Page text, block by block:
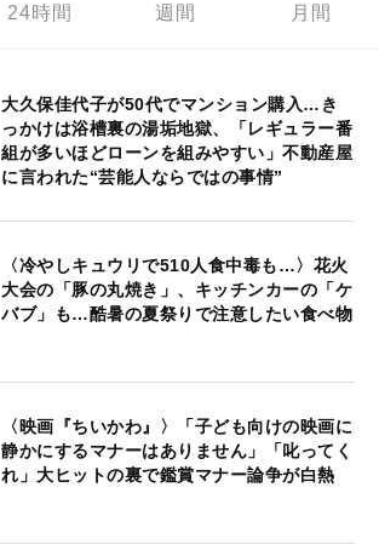
24時間 週間 月間
大久保佳代子が50代でマンション購入…き
っかけは浴槽裏の湯垢地獄、「レギュラー番
組が多いほどローンを組みやすい」不動産屋
に言われた“芸能人ならではの事情”
〈冷やしキュウリで510人食中毒も…〉花火
大会の「豚の丸焼き」、キッチンカーの「ケ
バブ」も…酷暑の夏祭りで注意したい食べ物
〈映画『ちいかわ』〉「子ども向けの映画に
静かにするマナーはありません」「叱ってく
れ」大ヒットの裏で鑑賞マナー論争が白熱